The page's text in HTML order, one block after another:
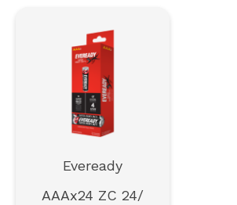
Eveready
AAAx24 ZC 24/
Para formar parte de la red de